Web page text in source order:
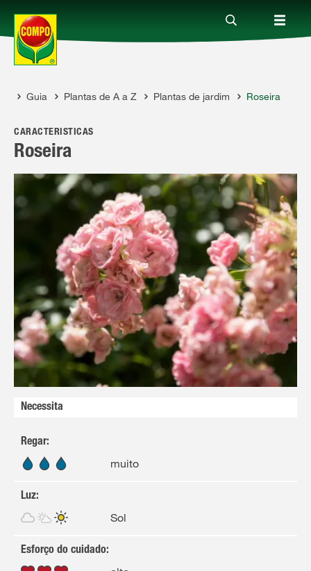
Produtos
Guia
Quem somos
COMPO
Guia Plantas de A a Z Plantas de jardim Roseira
CARACTERÍSTICAS
Roseira
Necessita
Regar:
muito
Luz:
Sol
Esforço do cuidado: